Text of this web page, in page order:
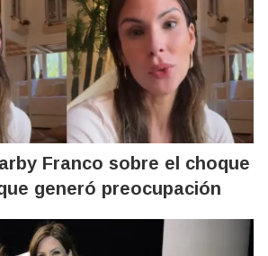
Franco sobre el choque
generó preocupación